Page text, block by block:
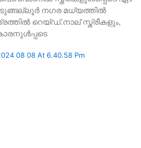
നഗര മധ്യത്തിൽ
റെയ്ഡ്.നാല് സ്ത്രീകളും,